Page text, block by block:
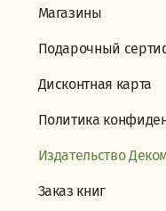
Магазины
Подарочный
Дисконтная карта
Политика
Издательство
Заказ книг